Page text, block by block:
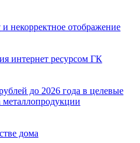
некорректное отображение
интернет ресурсом ГК
до 2026 года в целевые
дома